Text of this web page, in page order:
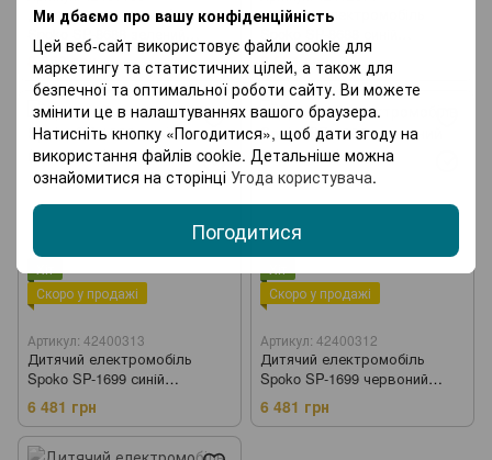
Ми дбаємо про вашу конфіденційність
Цей веб-сайт використовує файли cookie для
маркетингу та статистичних цілей, а також для
безпечної та оптимальної роботи сайту. Ви можете
змінити це в налаштуваннях вашого браузера.
Натисніть кнопку «Погодитися», щоб дати згоду на
використання файлів cookie. Детальніше можна
ознайомитися на сторінці Угода користувача.
Погодитися
Дитячий електромобіль
Spoko SP-8688 зелений
(колеса EVA) (42401135)
8 859 грн
Дитячий електромобіль
(42412071)
8 631 грн
Хіт
Скоро у продажі
Артикул: 42400313
Дитячий електромобіль
Spoko SP-1699 синій
(42400313)
6 481 грн
Хіт
Скоро у продажі
Артикул: 42400312
Дитячий електромобіль
Spoko SP-1699 червоний
(42400312)
6 481 грн